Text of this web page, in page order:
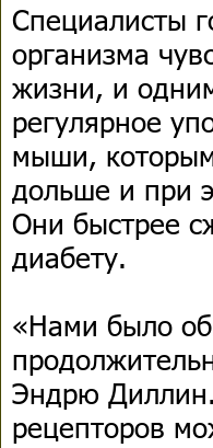
Специалисты
организма
жизни, и
регулярное
мыши,
дольше и при
Они быстрее
диабету.
«Нами было
Эндрю
рецепторов